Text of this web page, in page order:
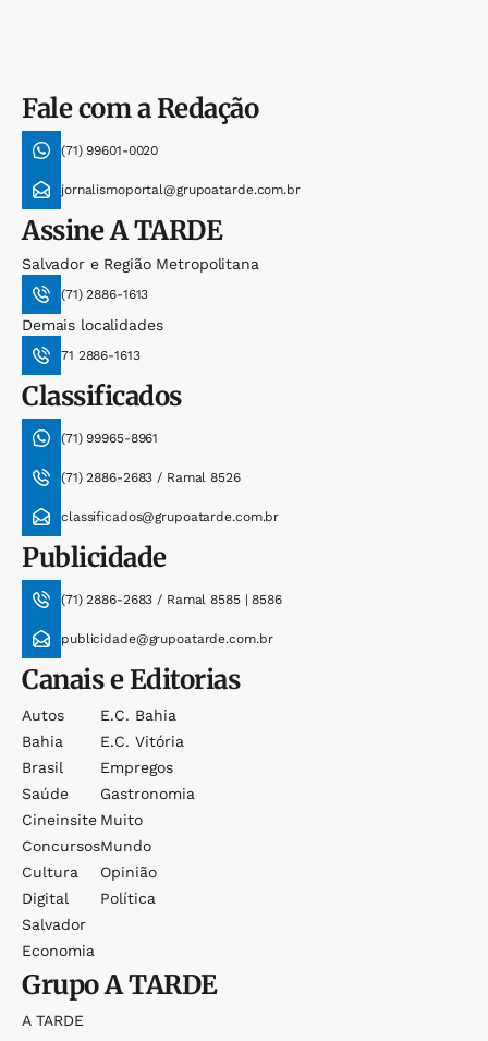
Fale com a Redação
(71) 99601-0020
jornalismoportal@grupoatarde.com.br
AssineA TARDE
Salvador e Região Metropolitana
(71) 2886-1613
Demais localidades
71 2886-1613
Classificados
(71) 99965-8961
(71) 2886-2683 / Ramal 8526
classificados@grupoatarde.com.br
Publicidade
(71) 2886-2683 / Ramal 8585 | 8586
publicidade@grupoatarde.com.br
Canais e Editorias
Autos
Bahia
Brasil
Saúde
Cineinsite
Concursos
Cultura
Digital
Salvador
Economia
E.c. Bahia
E.c. Vitória
Empregos
Gastronomia
Muito
Mundo
Opinião
Política
GrupoA TARDE
A TARDE